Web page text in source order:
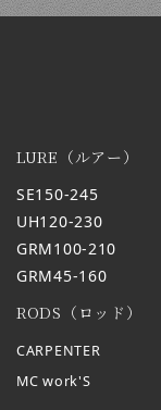
LURE（ルアー）
SE150-245
UH120-230
GRM100-210
GRM45-160
RODS（ロッド）
CARPENTER
MC work'S